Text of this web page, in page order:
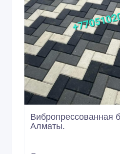
Вибропрессованная
Алматы.